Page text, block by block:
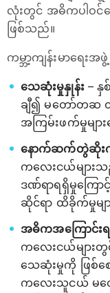
လုံးတွင် အဓိကပါဝင်
ဖြစ်သည်။
ကမ္ဘာ့ကျန်းမာရေး
သေဆုံးမှုနှုန်း– နှ
ချီ၍ မတော်တ
အကြမ်းဖက်မှုမျ
နောက်ဆက်တွဲဆိုးက
ကလေးငယ်များ
ဒဏ်ရာရရှိမှုကြော
ဆိုင်ရာ ထိခိုက်မှုမျ
အဓိကအကြောင်းရင်
ကလေးငယ်မျာ
သေဆုံးမှုကို ဖြစ်စ
ကလေးသူငယ် မ